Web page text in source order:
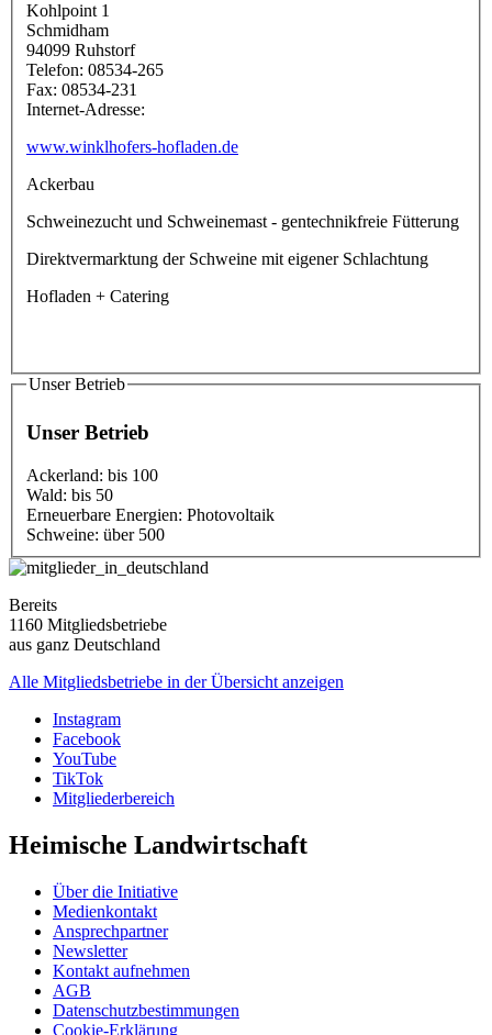
Kohlpoint 1
Schmidham
94099 Ruhstorf
Telefon: 08534-265
Fax: 08534-231
Internet-Adresse:
www.winklhofers-hofladen.de
Ackerbau
Schweinezucht und Schweinemast - gentechnikfreie Fütterung
Direktvermarktung der Schweine mit eigener Schlachtung
Hofladen + Catering
Unser Betrieb
Unser Betrieb
Ackerland: bis 100
Wald: bis 50
Erneuerbare Energien: Photovoltaik
Schweine: über 500
Bereits
1160 Mitgliedsbetriebe
aus ganz Deutschland
Alle Mitgliedsbetriebe in der Übersicht anzeigen
Instagram
Facebook
YouTube
TikTok
Mitgliederbereich
Heimische Landwirtschaft
Über die Initiative
Medienkontakt
Ansprechpartner
Newsletter
Kontakt aufnehmen
AGB
Datenschutzbestimmungen
Cookie-Erklärung